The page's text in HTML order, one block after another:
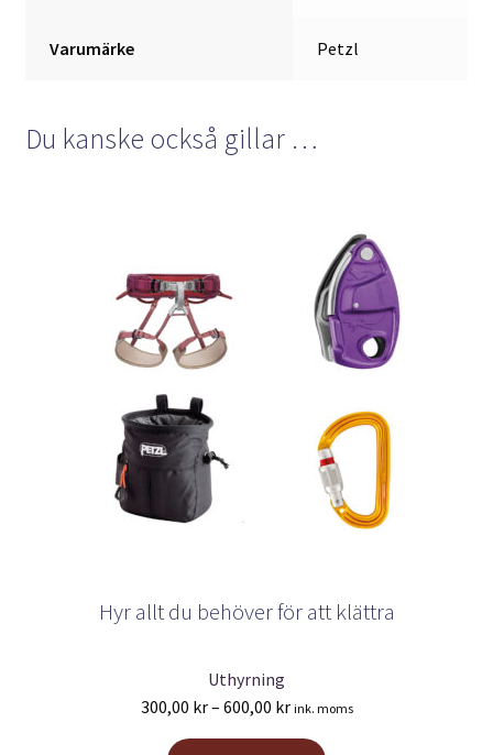
Varumärke Petzl
Du kanske också gillar …
Hyr allt du behöver för att klättra
Uthyrning
300,00 kr– 600,00 krPrisintervall:
300,00 kr
ink. moms